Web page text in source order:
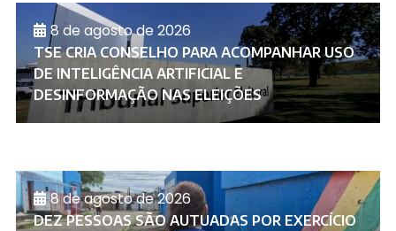
8 de agosto de 2026
TSE CRIA CONSELHO PARA ACOMPANHAR USO
DE INTELIGÊNCIA ARTIFICIAL E
DESINFORMAÇÃO NAS ELEIÇÕES
8 de agosto de 2026
DEZ PESSOAS SÃO AUTUADAS POR EXERCÍCIO